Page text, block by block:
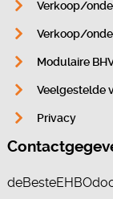
Verkoop/
Verkoop/
Modulaire
Veelgestelde
Privacy